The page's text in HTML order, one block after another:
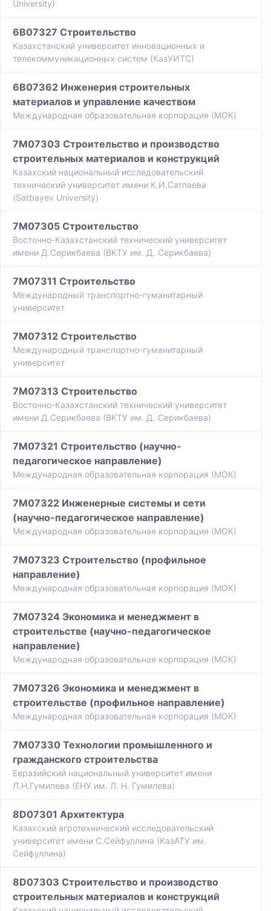
University)
6B07327 Строительство
Казахстанский университет инновационных и
телекоммуникационных систем (КазУИТС)
6B07362 Инженерия строительных
материалов и управление качеством
Международная образовательная корпорация (МОК)
7M07303 Строительство и производство
строительных материалов и конструкций
Казахский национальный исследовательский
технический университет имени К.И.Сатпаева
(Satbayev University)
7M07305 Строительство
Восточно-Казахстанский технический университет
имени Д.Серикбаева (ВКТУ им. Д. Серикбаева)
7M07311 Строительство
Международный транспортно-гуманитарный
университет
7M07312 Строительство
Международный транспортно-гуманитарный
университет
7M07313 Строительство
Восточно-Казахстанский технический университет
имени Д.Серикбаева (ВКТУ им. Д. Серикбаева)
7M07321 Строительство (научно-
педагогическое направление)
Международная образовательная корпорация (МОК)
7M07322 Инженерные системы и сети
(научно-педагогическое направление)
Международная образовательная корпорация (МОК)
7M07323 Строительство (профильное
направление)
Международная образовательная корпорация (МОК)
7M07324 Экономика и менеджмент в
строительстве (научно-педагогическое
направление)
Международная образовательная корпорация (МОК)
7M07326 Экономика и менеджмент в
строительстве (профильное направление)
Международная образовательная корпорация (МОК)
7M07330 Технологии промышленного и
гражданского строительства
Евразийский национальный университет имени
Л.Н.Гумилева (ЕНУ им. Л. Н. Гумилева)
8D07301 Архитектура
Казахский агротехнический исследовательский
университет имени С.Сейфуллина (КазАТУ им.
Сейфуллина)
8D07303 Строительство и производство
строительных материалов и конструкций